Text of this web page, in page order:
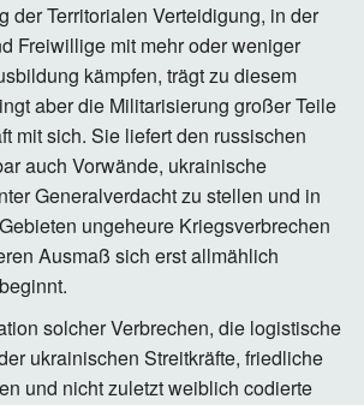
der Territorialen Verteidigung, in der
Freiwillige mit mehr oder weniger
kämpfen, trägt zu diesem
aber die Militarisierung großer Teile
mit sich. Sie liefert den russischen
auch Vorwände, ukrainische
Generalverdacht zu stellen und in
ungeheure Kriegsverbrechen
Ausmaß sich erst allmählich
solcher Verbrechen, die logistische
ukrainischen Streitkräfte, friedliche
und nicht zuletzt weiblich codierte